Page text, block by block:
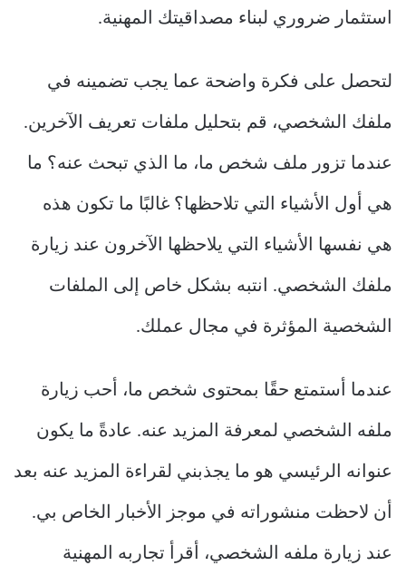
استثمار ضروري لبناء مصداقيتك المهنية.
لتحصل على فكرة واضحة عما يجب تضمينه في
ملفك الشخصي، قم بتحليل ملفات تعريف الآخرين.
عندما تزور ملف شخص ما، ما الذي تبحث عنه؟ ما
هي أول الأشياء التي تلاحظها؟ غالبًا ما تكون هذه
هي نفسها الأشياء التي يلاحظها الآخرون عند زيارة
ملفك الشخصي. انتبه بشكل خاص إلى الملفات
الشخصية المؤثرة في مجال عملك.
عندما أستمتع حقًا بمحتوى شخص ما، أحب زيارة
ملفه الشخصي لمعرفة المزيد عنه. عادةً ما يكون
عنوانه الرئيسي هو ما يجذبني لقراءة المزيد عنه بعد
أن لاحظت منشوراته في موجز الأخبار الخاص بي.
عند زيارة ملفه الشخصي، أقرأ تجاربه المهنية